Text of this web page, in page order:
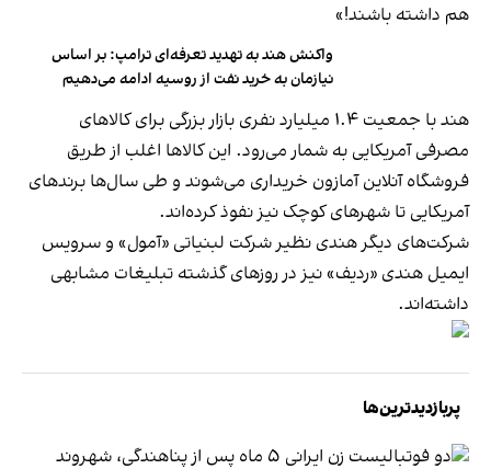
هم داشته باشند!»
واکنش هند به تهدید تعرفه‌ای ترامپ: بر اساس
نیازمان به خرید نفت از روسیه ادامه می‌دهیم
هند با جمعیت ۱.۴ میلیارد نفری بازار بزرگی برای کالاهای
مصرفی آمریکایی به شمار می‌رود. این کالاها اغلب از طریق
فروشگاه آنلاین آمازون خریداری می‌شوند و طی سال‌ها برندهای
آمریکایی تا شهرهای کوچک نیز نفوذ کرده‌اند.
شرکت‌های دیگر هندی نظیر شرکت لبنیاتی «آمول» و سرویس
ایمیل هندی «ردیف» نیز در روزهای گذشته تبلیغات مشابهی
داشته‌اند.
پربازدیدترین‌ها